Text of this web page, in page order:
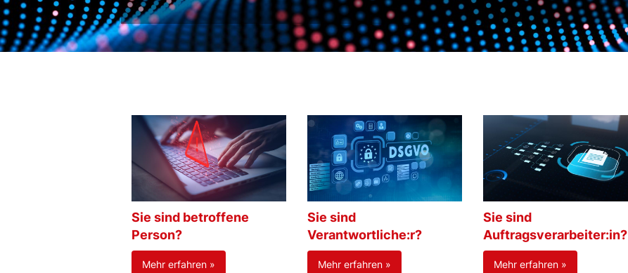
Sie sind betroffene
Person?
Mehr erfahren »
Sie sind
Verantwortliche:r?
Mehr erfahren »
Sie sind
Auftragsverarbeiter:in?
Mehr erfahren »